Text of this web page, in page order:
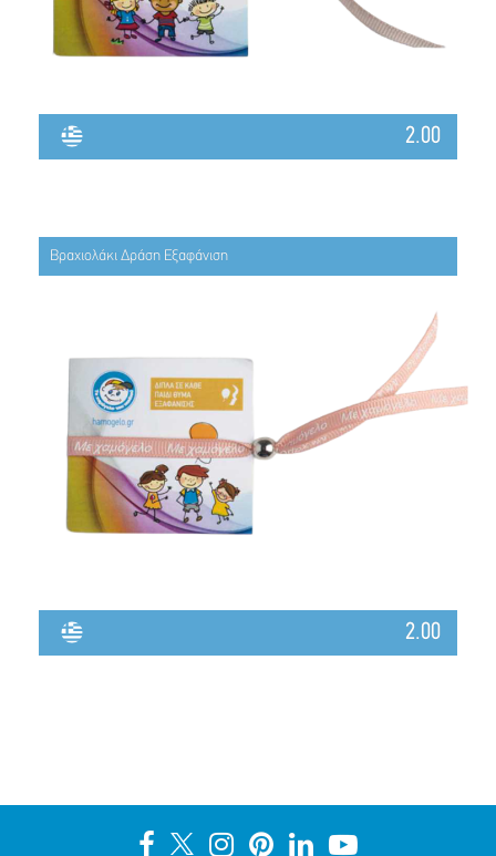
2.00
Βραχιολάκι Δράση Εξαφάνιση
2.00